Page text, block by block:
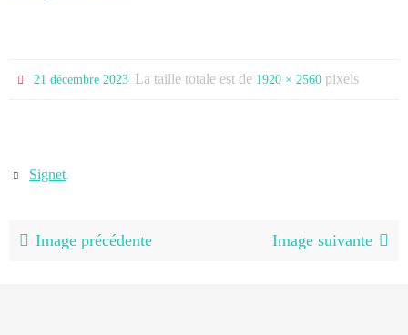
21 décembre 2023 La taille totale est de 1920 × 2560 pixels
Signet.
Image précédente Image suivante